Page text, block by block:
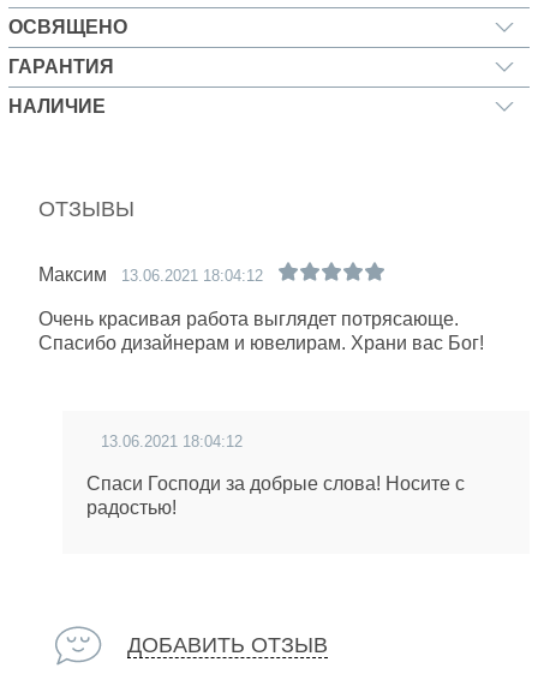
ОСВЯЩЕНО
ГАРАНТИЯ
НАЛИЧИЕ
ОТЗЫВЫ
Максим 13.06.2021 18:04:12
Очень красивая работа выглядет потрясающе.
Спасибо дизайнерам и ювелирам. Храни вас Бог!
13.06.2021 18:04:12
Спаси Господи за добрые слова! Носите с
радостью!
ДОБАВИТЬ ОТЗЫВ